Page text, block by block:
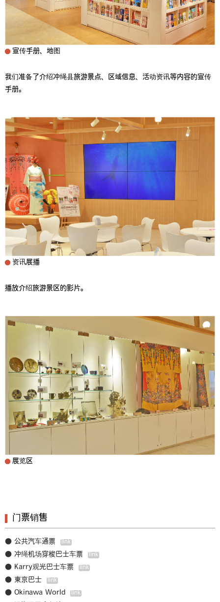
宣传手册、地图
我们准备了介绍冲绳县旅游景点、区域信息、活动资讯等内容的宣传
手册。
资讯展播
播放介绍旅游景区的影片。
展览区
门票销售
● 公共汽车通票
● 冲绳机场穿梭巴士车票
● Karry观光巴士车票
● 東京巴士
● Okinawa World